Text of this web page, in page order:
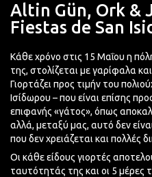
Altin Gün, Ork &
Fiestas de San
Κάθε χρόνο στις 15 Μαΐου η
της, στολίζεται με γαρίφαλα
Γιορτάζει προς τιμήν του
Ισίδωρου – που είναι επίσης
επιφανής «γάτος», όπως
αλλά, μεταξύ μας, αυτό δεν
που δεν χρειάζεται και πολλές
Οι κάθε είδους γιορτές
ταυτότητάς της και οι 5 μέρες